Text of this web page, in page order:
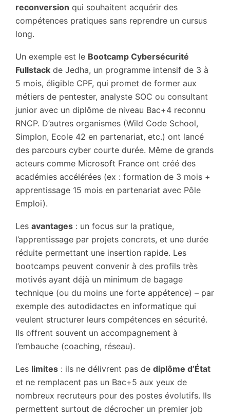
reconversion qui souhaitent acquérir des
compétences pratiques sans reprendre un cursus
long.
Un exemple est le Bootcamp Cybersécurité
Fullstack de Jedha, un programme intensif de 3 à
5 mois, éligible CPF, qui promet de former aux
métiers de pentester, analyste SOC ou consultant
junior avec un diplôme de niveau Bac+4 reconnu
RNCP. D’autres organismes (Wild Code School,
Simplon, Ecole 42 en partenariat, etc.) ont lancé
des parcours cyber courte durée. Même de grands
acteurs comme Microsoft France ont créé des
académies accélérées (ex : formation de 3 mois +
apprentissage 15 mois en partenariat avec Pôle
Emploi).
Les avantages : un focus sur la pratique,
l’apprentissage par projets concrets, et une durée
réduite permettant une insertion rapide. Les
bootcamps peuvent convenir à des profils très
motivés ayant déjà un minimum de bagage
technique (ou du moins une forte appétence) – par
exemple des autodidactes en informatique qui
veulent structurer leurs compétences en sécurité.
Ils offrent souvent un accompagnement à
l’embauche (coaching, réseau).
Les limites : ils ne délivrent pas de diplôme d’État
et ne remplacent pas un Bac+5 aux yeux de
nombreux recruteurs pour des postes évolutifs. Ils
permettent surtout de décrocher un premier job